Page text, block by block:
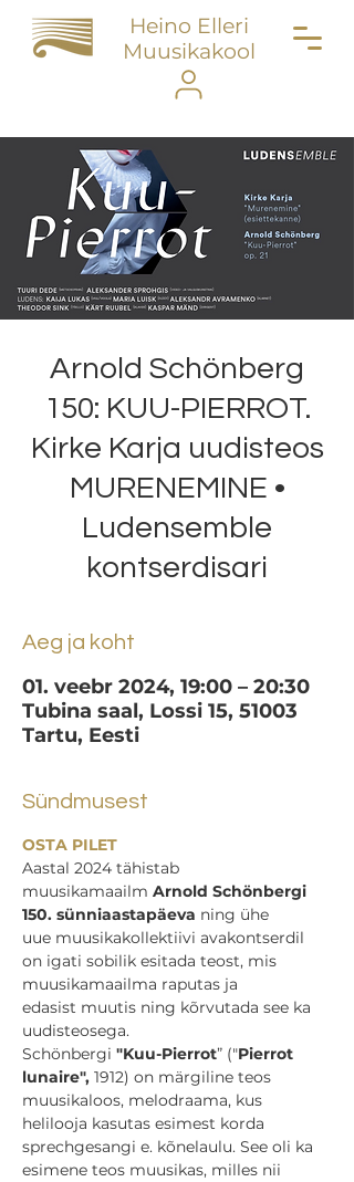
Heino Elleri
Muusikakool
Arnold Schönberg
150: KUU-PIERROT.
Kirke Karja uudisteos
MURENEMINE •
Ludensemble
kontserdisari
Aeg ja koht
01. veebr 2024, 19:00 – 20:30
Tubina saal, Lossi 15, 51003
Tartu, Eesti
Sündmusest
OSTA PILET
Aastal 2024 tähistab
muusikamaailm Arnold Schönbergi
150. sünniaastapäeva ning ühe
uue muusikakollektiivi avakontserdil
on igati sobilik esitada teost, mis
muusikamaailma raputas ja
edasist muutis ning kõrvutada see ka
uudisteosega.
Schönbergi "Kuu-Pierrot” ("Pierrot
lunaire", 1912) on märgiline teos
muusikaloos, melodraama, kus
helilooja kasutas esimest korda
sprechgesangi e. kõnelaulu. See oli ka
esimene teos muusikas, milles nii